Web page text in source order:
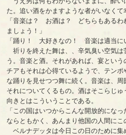
た。追い酒をかますような者がいなくて
「音楽は？ お酒は？ どちらもある
ましょう！」
「踊り！ 大好きなの！ 音楽は適当に
祈りを終えた舞は、、辛気臭い空気は
う。音楽と酒。それがあれば、宴とい
チアもそれは心得ているようで、テン
な踊りを見せつつ舞に続く。音楽は、
それについてくるもの。酒はそこらじ
向きとはこういうことである。
「この国はいつからこんな開放的にな
ならともかく、あんまり他国の人間に
ベルナデッタは今日この日のために集